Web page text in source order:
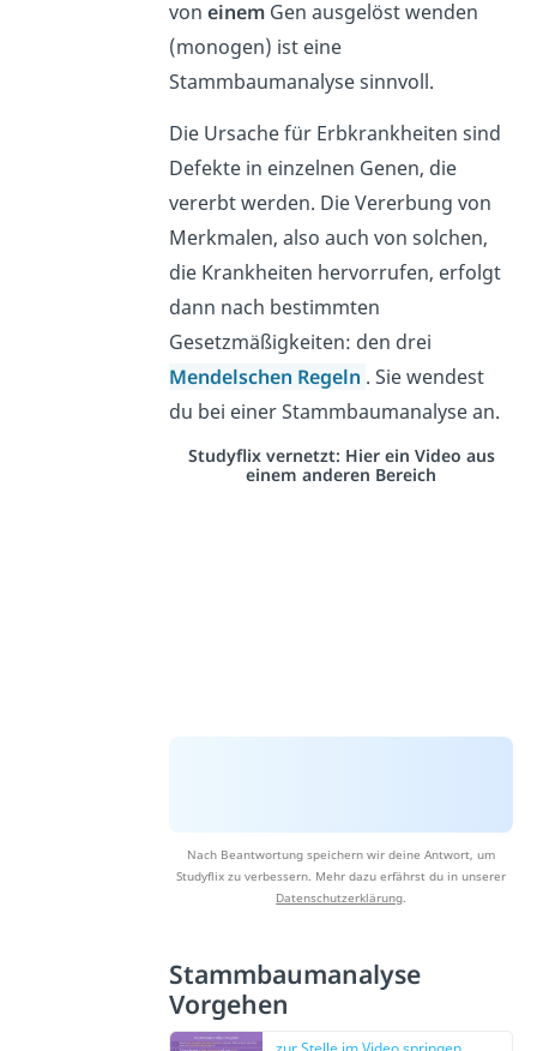
voneinem Gen ausgelöst wenden
(monogen) ist eine
Stammbaumanalyse sinnvoll.
Die Ursache für Erbkrankheiten sind
Defekte in einzelnen Genen, die
vererbt werden. Die Vererbung von
Merkmalen, also auch von solchen,
die Krankheiten hervorrufen, erfolgt
dann nach bestimmten
Gesetzmäßigkeiten: den drei
Mendelschen Regeln . Sie wendest
du bei einer Stammbaumanalyse an.
Studyflix vernetzt: Hier ein Video aus
einem anderen Bereich
Nach Beantwortung speichern wir deine Antwort, um
Studyflix zu verbessern. Mehr dazu erfährst du in unserer
Datenschutzerklärung.
Stammbaumanalyse
Vorgehen